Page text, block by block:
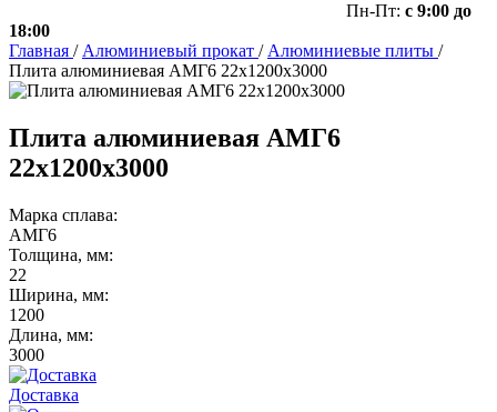
Пн-Пт: с 9:00 до
18:00
Главная / Алюминиевый прокат / Алюминиевые плиты /
Плита алюминиевая АМГ6 22х1200х3000
Плита алюминиевая АМГ6
22х1200х3000
Марка сплава:
АМГ6
Толщина, мм:
22
Ширина, мм:
1200
Длина, мм:
3000
Доставка